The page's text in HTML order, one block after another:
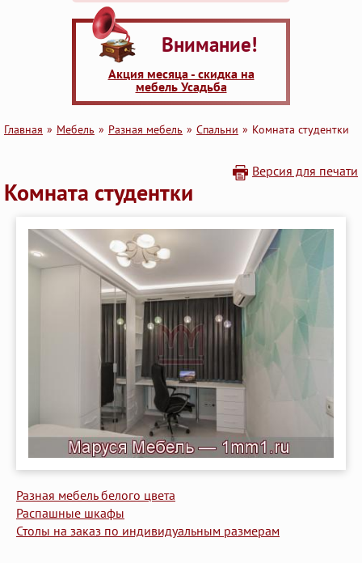
Внимание!
Акция месяца - скидка на
мебель Усадьба
Главная Мебель Разная мебель Cпальни Комната студентки
Версия для печати
Комната студентки
Разная мебель белого цвета
Распашные шкафы
Столы на заказ по индивидуальным размерам